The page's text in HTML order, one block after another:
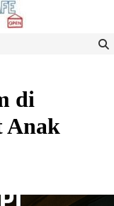
di
Anak